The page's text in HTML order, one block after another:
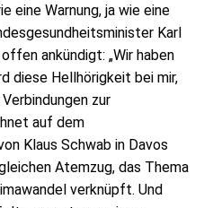
eine Warnung, ja wie eine
Karl
ankündigt: „Wir haben
diese Hellhörigkeit bei mir,
zur
auf dem
Klaus Schwab in Davos
Atemzug, das Thema
verknüpft. Und